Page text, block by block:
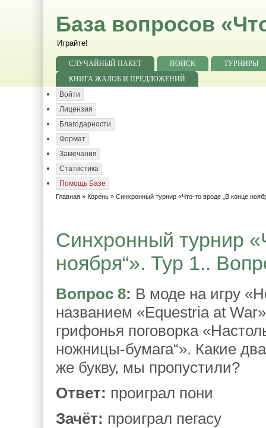
База вопросов
Играйте!
СЛУЧАЙНЫЙ ПАКЕТ ПОИСК
ТУРНИРЫ
КНИГА ЖАЛОБ И ПРЕДЛОЖЕНИЙ
Войти
Лицензия
Благодарности
Формат
Замечания
Статистика
Помощь Базе
Главная » Корень » Синхронный турнир «Что-то вроде „В конце
Синхронный турнир
ноября“». Тур 1..
Вопрос 8: В моде на игру
названием «Equestria at
грифонья поговорка
ножницы-бумага“». Какие
же букву, мы пропустили?
Ответ: проиграл пони
Зачёт: проиграл пегасу